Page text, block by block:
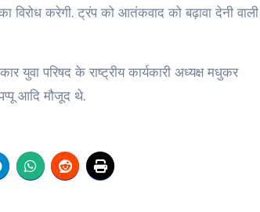
विरोध करेगी. ट्रंप को आतंकवाद को बढ़ावा देनी वाली
युवा परिषद के राष्‍ट्रीय कार्यकारी अध्‍यक्ष मधुकर
आदि मौजूद थे.